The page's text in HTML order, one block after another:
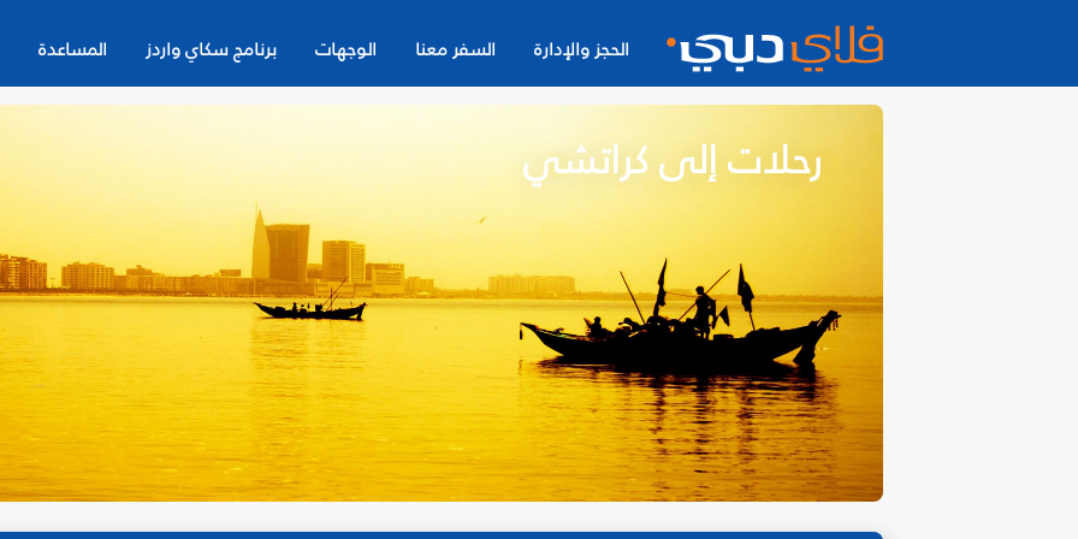
الحجز والإدارة السفر معنا الوجهات برنامج سكاي واردز المساعدة
رحلات إلى كراتشي